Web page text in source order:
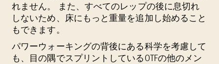
れません。 また、すべてのレップの後に息切れ
しないため、床にもっと重量を追加し始めること
もできます。
パワーウォーキングの背後にある科学を考慮して
も、目の隅でスプリントしているOTFの他のメン